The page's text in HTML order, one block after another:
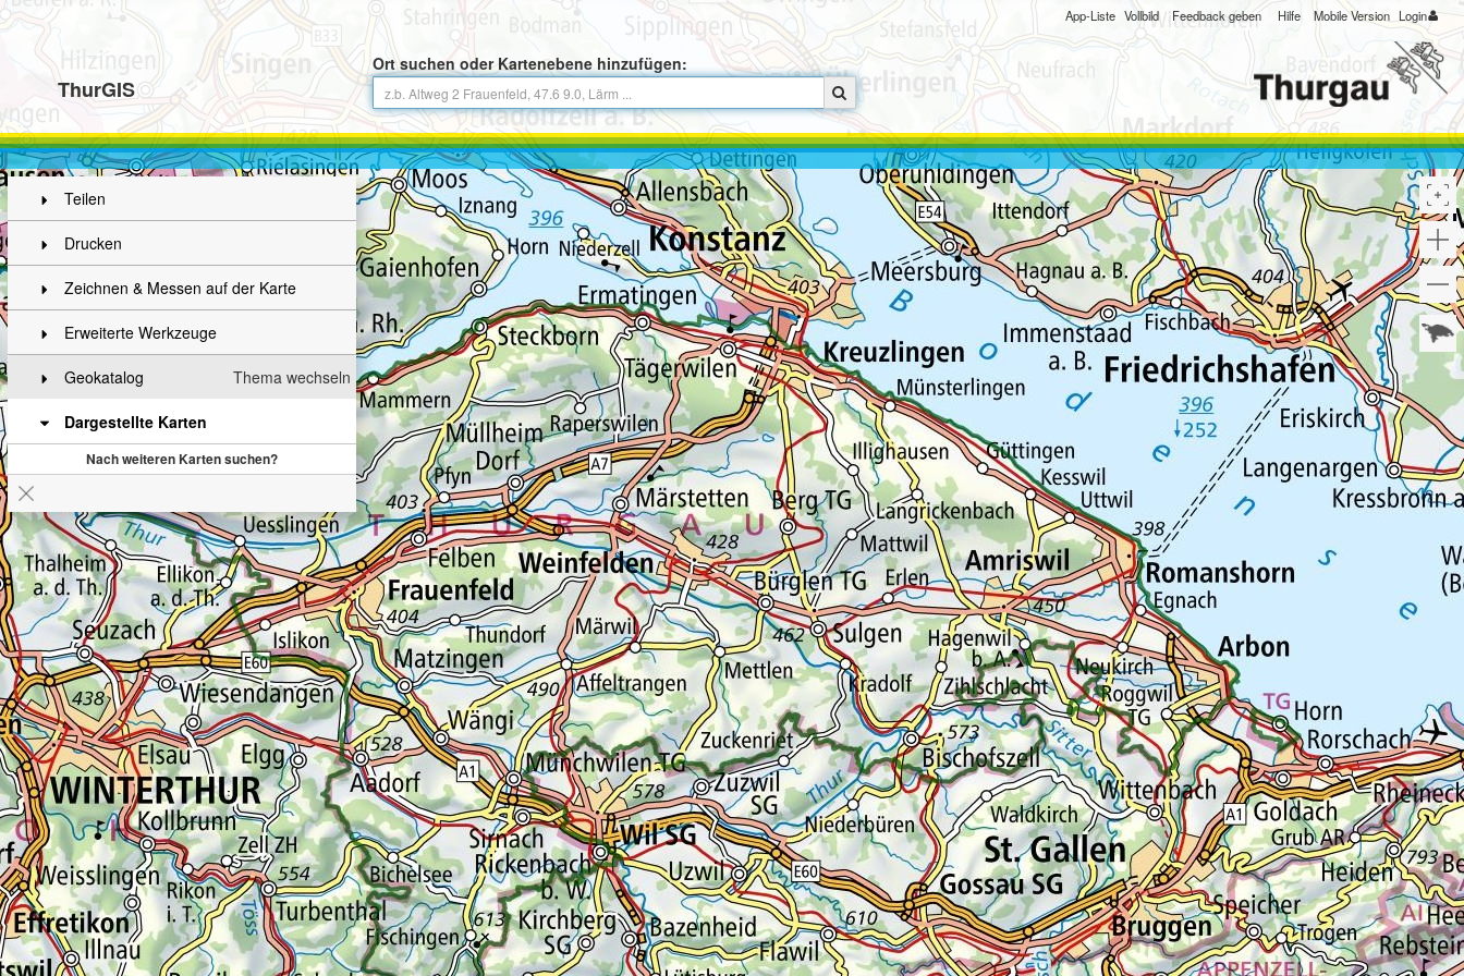
ThurGIS
Ort suchen oder Kartenebene hinzufügen:
App-Liste Vollbild Feedback geben Hilfe Mobile Version Login
Teilen
Drucken
Zeichnen & Messen auf der Karte
Erweiterte Werkzeuge
Thema wechseln
Geokatalog
Dargestellte Karten
Nach weiteren Karten suchen?